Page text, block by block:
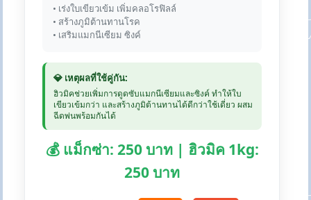
• เร่งใบเขียวเข้ม เพิ่มคลอโรฟิลล์
• สร้างภูมิต้านทานโรค
• เสริมแมกนีเซียม ซิงค์
💎 เหตุผลที่ใช้คู่กัน:
ฮิวมิคช่วยเพิ่มการดูดซับแมกนีเซียมและซิงค์ ทำให้ใบ
เขียวเข้มกว่า และสร้างภูมิต้านทานได้ดีกว่าใช้เดี่ยว ผสม
ฉีดพ่นพร้อมกันได้
💰 แม็กซ่า: 250 บาท | ฮิวมิค 1kg:
250 บาท